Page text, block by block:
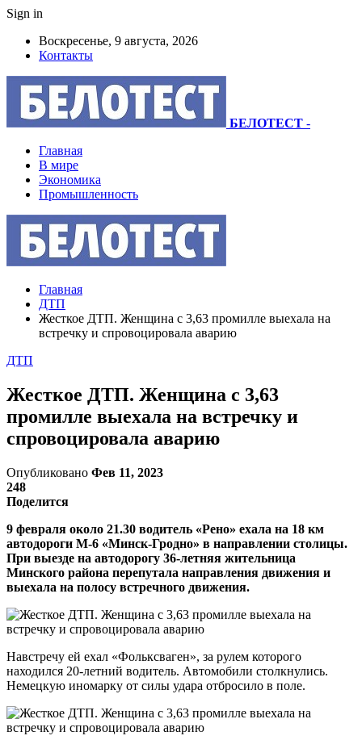
Sign in
Воскресенье, 9 августа, 2026
Контакты
БЕЛОТЕСТ -
Главная
В мире
Экономика
Промышленность
Главная
ДТП
Жесткое ДТП. Женщина с 3,63 промилле выехала на
встречку и спровоцировала аварию
ДТП
Жесткое ДТП. Женщина с 3,63
промилле выехала на встречку и
спровоцировала аварию
Опубликовано Фев 11, 2023
248
Поделится
9 февраля около 21.30 водитель «Рено» ехала на 18 км
автодороги М-6 «Минск-Гродно» в направлении столицы.
При выезде на автодорогу 36-летняя жительница
Минского района перепутала направления движения и
выехала на полосу встречного движения.
Навстречу ей ехал «Фольксваген», за рулем которого
находился 20-летний водитель. Автомобили столкнулись.
Немецкую иномарку от силы удара отбросило в поле.